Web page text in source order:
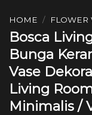
HOME / FLOWER
Bosca
Bunga
Vase
Living
Minimalis /